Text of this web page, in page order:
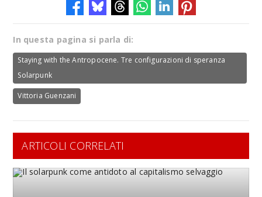
In questa pagina si parla di:
Staying with the Antropocene. Tre configurazioni di speranza
Solarpunk
Vittoria Guenzani
ARTICOLI CORRELATI